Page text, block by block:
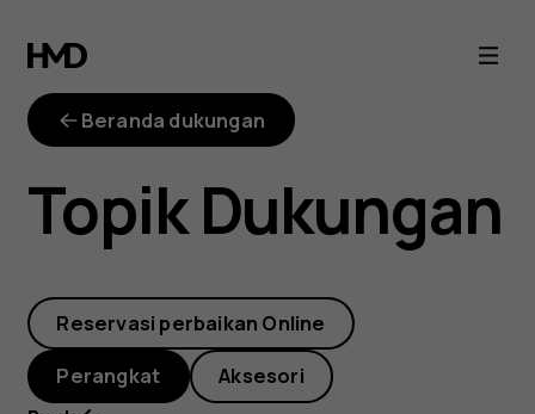
Bagaimana
cara
menghapus
kartu
SD
di
Beranda dukungan
Topik Dukungan
Reservasi perbaikan Online
Perangkat
Aksesori